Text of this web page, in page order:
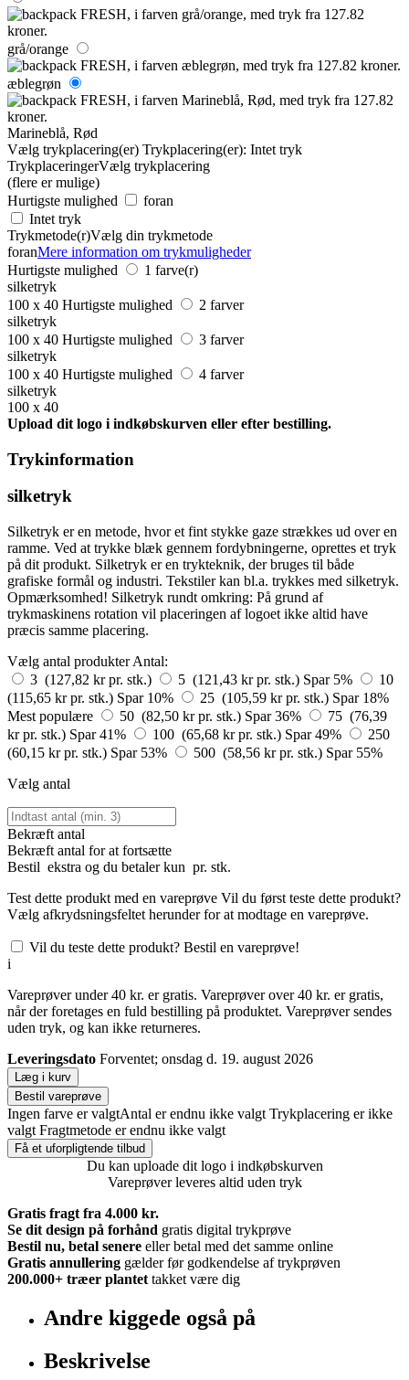
grå/orange
æblegrøn
Marineblå, Rød
Vælg trykplacering(er) Trykplacering(er): Intet tryk
TrykplaceringerVælg trykplacering
(flere er mulige)
Hurtigste mulighed
foran
Intet tryk
Trykmetode(r)Vælg din trykmetode
foranMere information om trykmuligheder
Hurtigste mulighed
1 farve(r)
silketryk
100 x 40 Hurtigste mulighed
2 farver
silketryk
100 x 40 Hurtigste mulighed
3 farver
silketryk
100 x 40 Hurtigste mulighed
4 farver
silketryk
100 x 40
Upload dit logo i indkøbskurven eller efter bestilling.
Trykinformation
silketryk
Silketryk er en metode, hvor et fint stykke gaze strækkes ud over en
ramme. Ved at trykke blæk gennem fordybningerne, oprettes et tryk
på dit produkt. Silketryk er en trykteknik, der bruges til både
grafiske formål og industri. Tekstiler kan bl.a. trykkes med silketryk.
Opmærksomhed! Silketryk rundt omkring: På grund af
trykmaskinens rotation vil placeringen af logoet ikke altid have
præcis samme placering.
Vælg antal produkter Antal:
3 (127,82 kr pr. stk.)
5 (121,43 kr pr. stk.) Spar 5%
10
(115,65 kr pr. stk.) Spar 10% 25 (105,59 kr pr. stk.) Spar 18%
Mest populære
50 (82,50 kr pr. stk.) Spar 36%
75 (76,39
kr pr. stk.) Spar 41% 100 (65,68 kr pr. stk.) Spar 49%
250
(60,15 kr pr. stk.) Spar 53% 500 (58,56 kr pr. stk.) Spar 55%
Vælg antal
Bekræft antal
Bekræft antal for at fortsætte
Bestil ekstra og du betaler kun pr. stk.
Test dette produkt med en vareprøve Vil du først teste dette produkt?
Vælg afkrydsningsfeltet herunder for at modtage en vareprøve.
Vil du teste dette produkt? Bestil en vareprøve!
i
Vareprøver under 40 kr. er gratis. Vareprøver over 40 kr. er gratis,
når der foretages en fuld bestilling på produktet. Vareprøver sendes
uden tryk, og kan ikke returneres.
Leveringsdato Forventet; onsdag d. 19. august 2026
Læg i kurv
Bestil vareprøve
Ingen farve er valgtAntal er endnu ikke valgt Trykplacering er ikke
valgt Fragtmetode er endnu ikke valgt
Få et uforpligtende tilbud
Du kan uploade dit logo i indkøbskurven
Vareprøver leveres altid uden tryk
Gratis fragt fra 4.000 kr.
Se dit design på forhånd gratis digital trykprøve
Bestil nu, betal senere eller betal med det samme online
Gratis annullering gælder før godkendelse af trykprøven
200.000+ træer plantet takket være dig
Andre kiggede også på
Beskrivelse